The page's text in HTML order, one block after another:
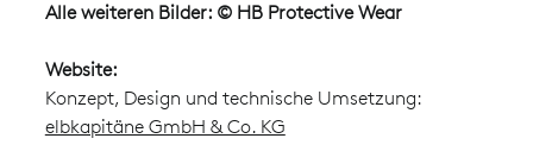
Alle weiteren Bilder: © HB Protective Wear
Website:
Konzept, Design und technische Umsetzung:
elbkapitäne GmbH & Co. KG